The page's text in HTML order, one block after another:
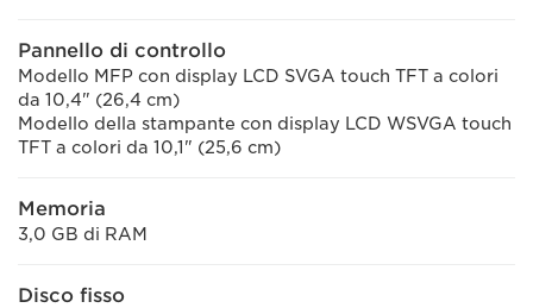
Pannello di controllo
Modello MFP con display LCD SVGA touch TFT a colori
da 10,4" (26,4 cm)
Modello della stampante con display LCD WSVGA touch
TFT a colori da 10,1" (25,6 cm)
Memoria
3,0 GB di RAM
Disco fisso